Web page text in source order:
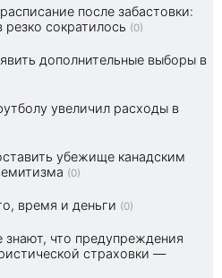
после забастовки:
сократилось (0)
дополнительные выборы в
увеличил расходы в
убежище канадским
(0)
время и деньги (0)
что предупреждения
страховки —